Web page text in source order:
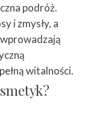
podróż.
i zmysły, a
wprowadzają
witalności.